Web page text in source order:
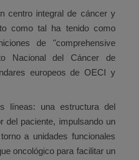
centro integral de cáncer y
como tal ha tenido como
de "comprehensive
Nacional del Cáncer de
europeos de OECI y
líneas: una estructura del
del paciente, impulsando un
a unidades funcionales
oncológico para facilitar un